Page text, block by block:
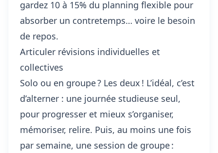
gardez 10 à 15% du planning flexible pour
absorber un contretemps… voire le besoin
de repos.
Articuler révisions individuelles et
collectives
Solo ou en groupe ? Les deux ! L’idéal, c’est
d’alterner : une journée studieuse seul,
pour progresser et mieux s’organiser,
mémoriser, relire. Puis, au moins une fois
par semaine, une session de groupe :